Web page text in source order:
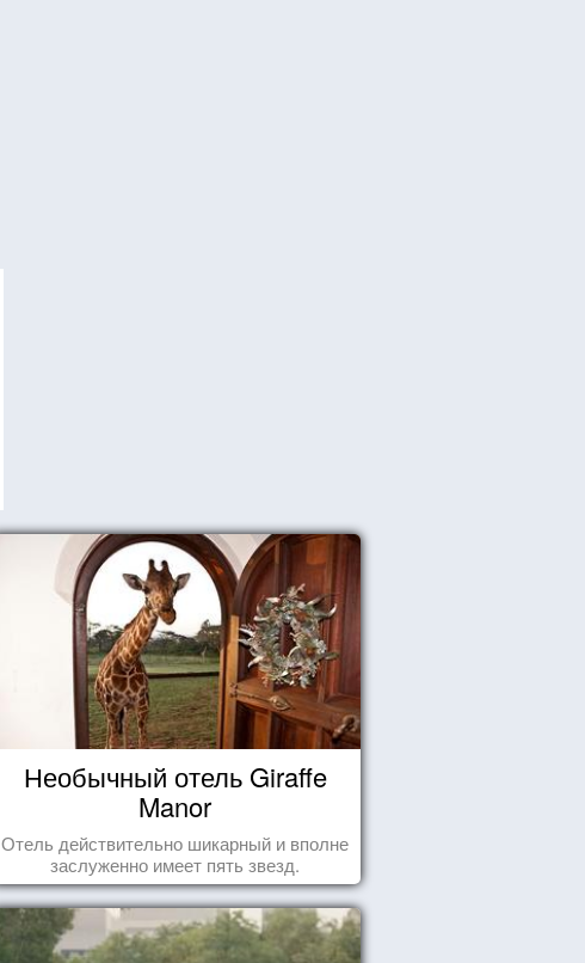
Необычный отель Giraffe
Manor
Отель действительно шикарный и вполне
заслуженно имеет пять звезд.